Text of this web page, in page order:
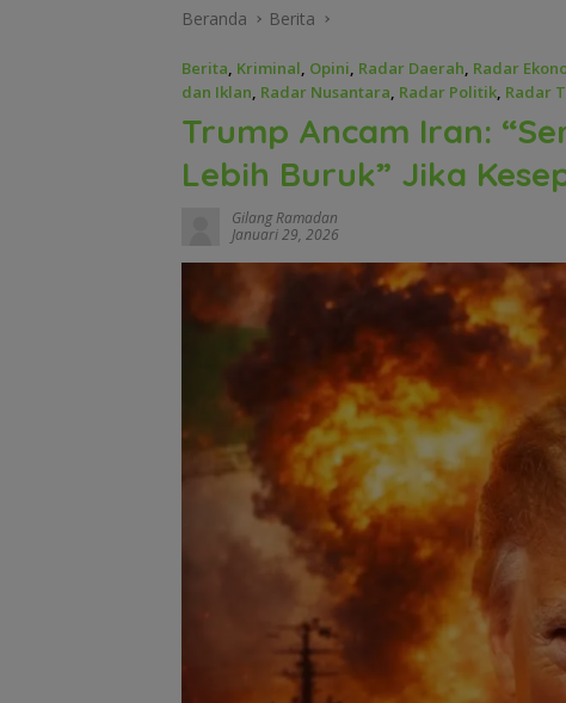
Beranda Berita
Berita, Kriminal, Opini, Radar Daerah, Radar
dan Iklan, Radar Nusantara, Radar Politik, Radar
Trump Ancam Iran:
Lebih Buruk” Jika
Gilang Ramadan
Januari 29, 2026